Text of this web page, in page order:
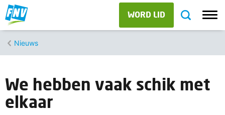
WORD LID
Nieuws
We hebben vaak schik met
elkaar